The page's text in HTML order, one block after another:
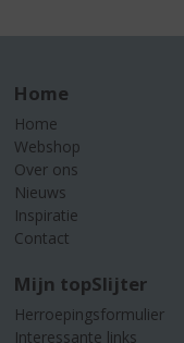
Home
Home
Webshop
Over ons
Nieuws
Inspiratie
Contact
Mijn topSlijter
Herroepingsformulier
Interessante links